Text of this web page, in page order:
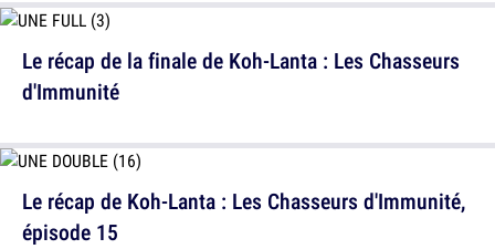
Le récap de Koh-Lanta : Les Chasseurs d'Immunité,
épisode 15
Le récap de la finale de Koh-Lanta : Les Chasseurs
d'Immunité